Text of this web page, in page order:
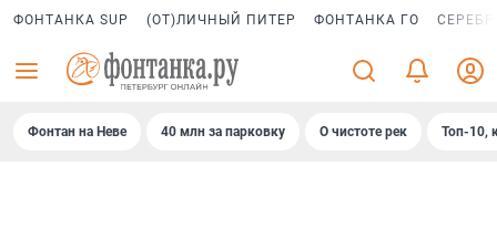
ФОНТАНКА SUP (ОТ)ЛИЧНЫЙ ПИТЕР ФОНТАНКА ГО
Фонтан на Неве 40 млн за парковку О чистоте рек Топ-10,